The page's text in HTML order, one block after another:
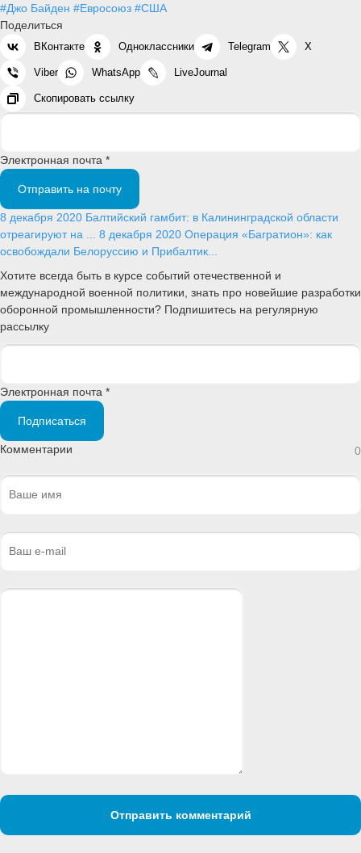
#Джо Байден #Евросоюз #США
Поделиться
ВКонтакте Одноклассники Telegram X
Viber WhatsApp LiveJournal
Скопировать ссылку
Электронная почта *
Отправить на почту
8 декабря 2020 Балтийский гамбит: в Калининградской области
отреагируют на ... 8 декабря 2020 Операция «Багратион»: как
освобождали Белоруссию и Прибалтик...
Хотите всегда быть в курсе событий отечественной и
международной военной политики, знать про новейшие разработки
оборонной промышленности? Подпишитесь на регулярную
рассылку
Электронная почта *
Подписаться
Комментарии 0
Отправить комментарий